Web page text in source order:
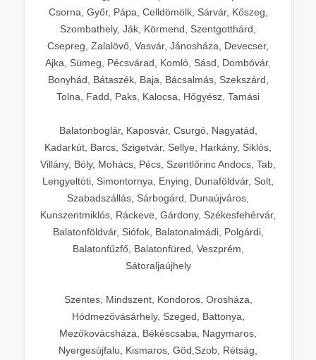
Csorna, Győr, Pápa, Celldömölk, Sárvár, Kőszeg,
Szombathely, Ják, Körmend, Szentgotthárd,
Csepreg, Zalalövő, Vasvár, Jánosháza, Devecser,
Ajka, Sümeg, Pécsvárad, Komló, Sásd, Dombóvár,
Bonyhád, Bátaszék, Baja, Bácsalmás, Szekszárd,
Tolna, Fadd, Paks, Kalocsa, Hőgyész, Tamási
Balatonboglár, Kaposvár, Csurgó, Nagyatád,
Kadarkút, Barcs, Szigetvár, Sellye, Harkány, Siklós,
Villány, Bóly, Mohács, Pécs, Szentlőrinc Andocs, Tab,
Lengyeltóti, Simontornya, Enying, Dunaföldvár, Solt,
Szabadszállás, Sárbogárd, Dunaújváros,
Kunszentmiklós, Ráckeve, Gárdony, Székesfehérvár,
Balatonföldvár, Siófok, Balatonalmádi, Polgárdi,
Balatonfűzfő, Balatonfüred, Veszprém,
Sátoraljaújhely
Szentes, Mindszent, Kondoros, Orosháza,
Hódmezővásárhely, Szeged, Battonya,
Mezőkovácsháza, Békéscsaba, Nagymaros,
Nyergesújfalu, Kismaros, Göd,Szob, Rétság,